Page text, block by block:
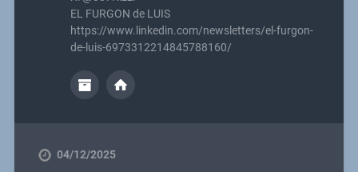
EL FURGON de LUIS
https://www.linkedin.com/newsletters/el-furgon-
de-luis-6973312214845788160/
04/12/2025